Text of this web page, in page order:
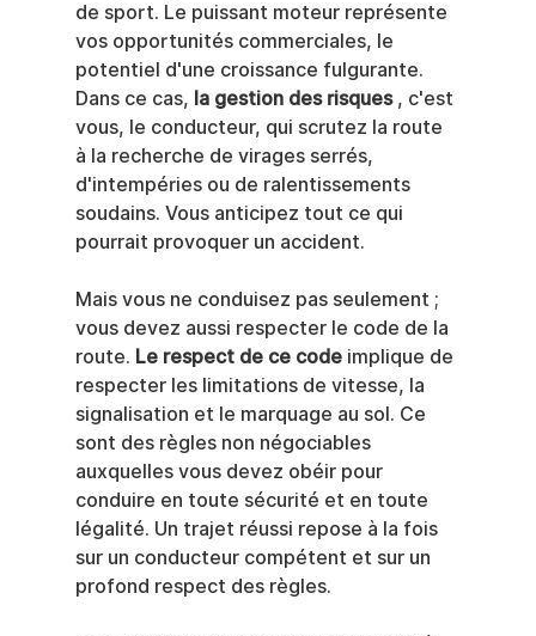
de sport. Le puissant moteur représente
vos opportunités commerciales, le
potentiel d'une croissance fulgurante.
Dans ce cas, la gestion des risques , c'est
vous, le conducteur, qui scrutez la route
à la recherche de virages serrés,
d'intempéries ou de ralentissements
soudains. Vous anticipez tout ce qui
pourrait provoquer un accident.
Mais vous ne conduisez pas seulement ;
vous devez aussi respecter le code de la
route. Le respect de ce code implique de
respecter les limitations de vitesse, la
signalisation et le marquage au sol. Ce
sont des règles non négociables
auxquelles vous devez obéir pour
conduire en toute sécurité et en toute
légalité. Un trajet réussi repose à la fois
sur un conducteur compétent et sur un
profond respect des règles.